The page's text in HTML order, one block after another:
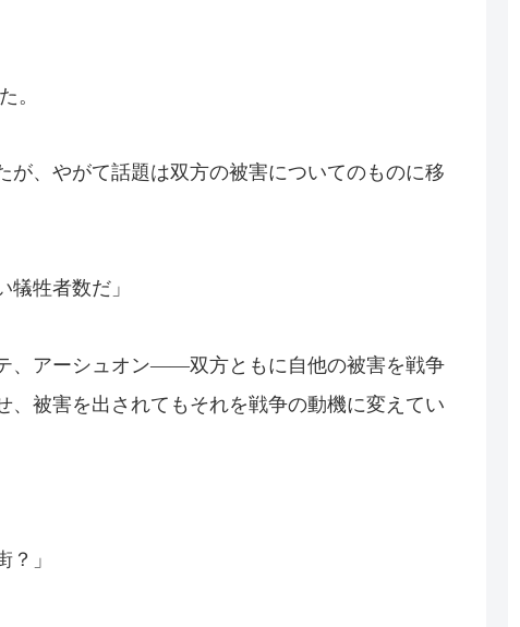
。
、やがて話題は双方の被害についてのものに移
犠牲者数だ」
、アーシュオン――双方ともに自他の被害を戦争
被害を出されてもそれを戦争の動機に変えてい
」